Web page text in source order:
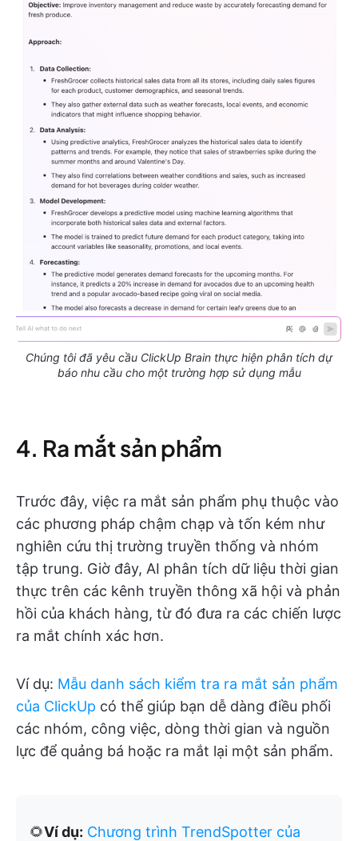
Chúng tôi đã yêu cầu ClickUp Brain thực hiện phân tích dự
báo nhu cầu cho một trường hợp sử dụng mẫu
4. Ra mắt sản phẩm
Trước đây, việc ra mắt sản phẩm phụ thuộc vào
các phương pháp chậm chạp và tốn kém như
nghiên cứu thị trường truyền thống và nhóm
tập trung. Giờ đây, AI phân tích dữ liệu thời gian
thực trên các kênh truyền thông xã hội và phản
hồi của khách hàng, từ đó đưa ra các chiến lược
ra mắt chính xác hơn.
Ví dụ: Mẫu danh sách kiểm tra ra mắt sản phẩm
của ClickUp có thể giúp bạn dễ dàng điều phối
các nhóm, công việc, dòng thời gian và nguồn
lực để quảng bá hoặc ra mắt lại một sản phẩm.
🌻Ví dụ: Chương trình TrendSpotter của